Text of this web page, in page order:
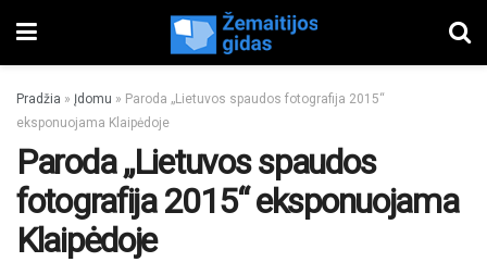
Pradžia » Įdomu » Paroda „Lietuvos spaudos fotografija 2015“
eksponuojama Klaipėdoje
Paroda „Lietuvos spaudos
fotografija 2015“ eksponuojama
Klaipėdoje